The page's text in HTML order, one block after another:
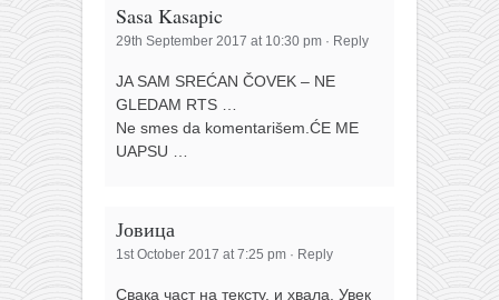
Sasa Kasapic
29th September 2017 at 10:30 pm · Reply
JA SAM SREĆAN ČOVEK – NE
GLEDAM RTS …
Ne smes da komentarišem.ĆE ME
UAPSU …
Јовица
1st October 2017 at 7:25 pm · Reply
Свака част на тексту, и хвала. Увек